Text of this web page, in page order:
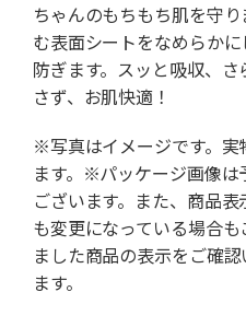
ちゃんのもちもち肌を守
む表面シートをなめらか
防ぎます。スッと吸収、
さず、お肌快適！
※写真はイメージです。実
ます。※パッケージ画像は
ございます。また、商品
も変更になっている場合
ました商品の表示をご確
ます。